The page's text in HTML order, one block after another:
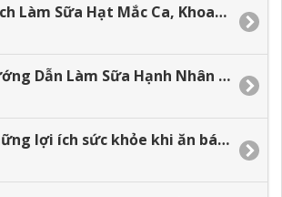
Cách Làm Sữa Hạt Mắc Ca, Khoai Lang Tím Mix Dừa.
Hướng Dẫn Làm Sữa Hạnh Nhân Tại Nhà
Những lợi ích sức khỏe khi ăn bánh gạo lứt.